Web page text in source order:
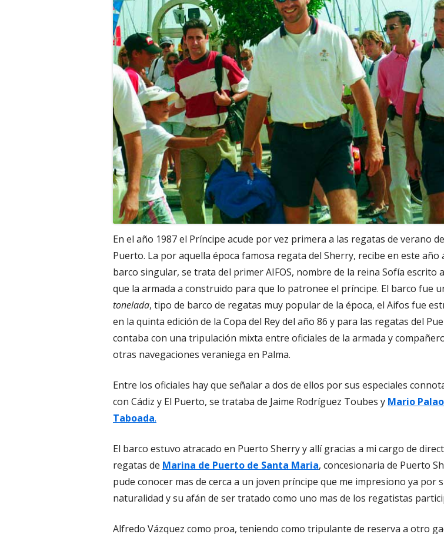
En el año 1987 el Príncipe acude por vez primera a las regatas de verano
Puerto. La por aquella época famosa regata del Sherry, recibe en este año
barco singular, se trata del primer AIFOS, nombre de la reina Sofía escrito
que la armada a construido para que lo patronee el príncipe. El barco fue
tonelada, tipo de barco de regatas muy popular de la época, el Aifos fue
en la quinta edición de la Copa del Rey del año 86 y para las regatas del
contaba con una tripulación mixta entre oficiales de la armada y
otras navegaciones veraniega en Palma.
Entre los oficiales hay que señalar a dos de ellos por sus especiales
con Cádiz y El Puerto, se trataba de Jaime Rodríguez Toubes y Mario Palao
Taboada.
El barco estuvo atracado en Puerto Sherry y allí gracias a mi cargo de
regatas de Marina de Puerto de Santa Maria, concesionaria de Puerto
pude conocer mas de cerca a un joven príncipe que me impresiono ya por
naturalidad y su afán de ser tratado como uno mas de los regatistas
Alfredo Vázquez como proa, teniendo como tripulante de reserva a otro